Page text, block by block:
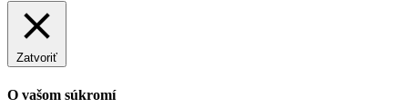
Zatvoriť
O vašom súkromí